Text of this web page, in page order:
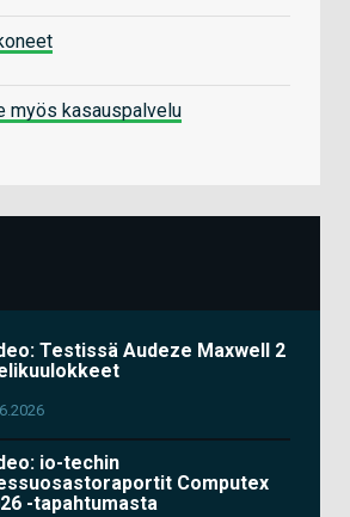
myös kasauspalvelu
Testissä Audeze Maxwell 2
io-techin
Computex
-tapahtumasta